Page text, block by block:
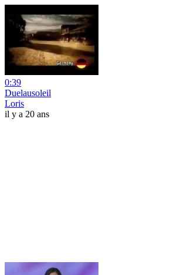
0:39
Duelausoleil
Loris
il y a 20 ans